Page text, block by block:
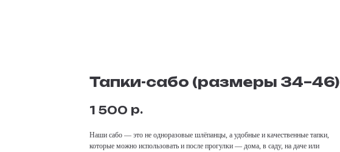
Тапки-сабо (размеры 34–46)
1 500 р.
Наши сабо — это не одноразовые шлёпанцы, а удобные и качественные тапки,
которые можно использовать и после прогулки — дома, в саду, на даче или